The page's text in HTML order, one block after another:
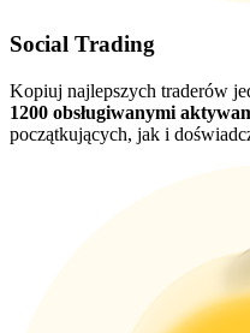
Crypto World Cup 2026:
77,777+3k Rewards
Więcej wydarzeń
Social Trading
Kopiuj najlepszych traderów
1200 obsługiwanymi
początkujących, jak i